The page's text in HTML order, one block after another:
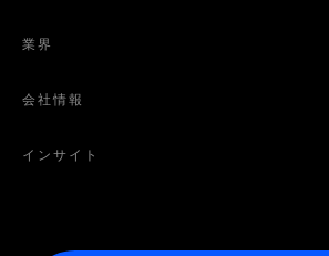
業界
会社情報
インサイト